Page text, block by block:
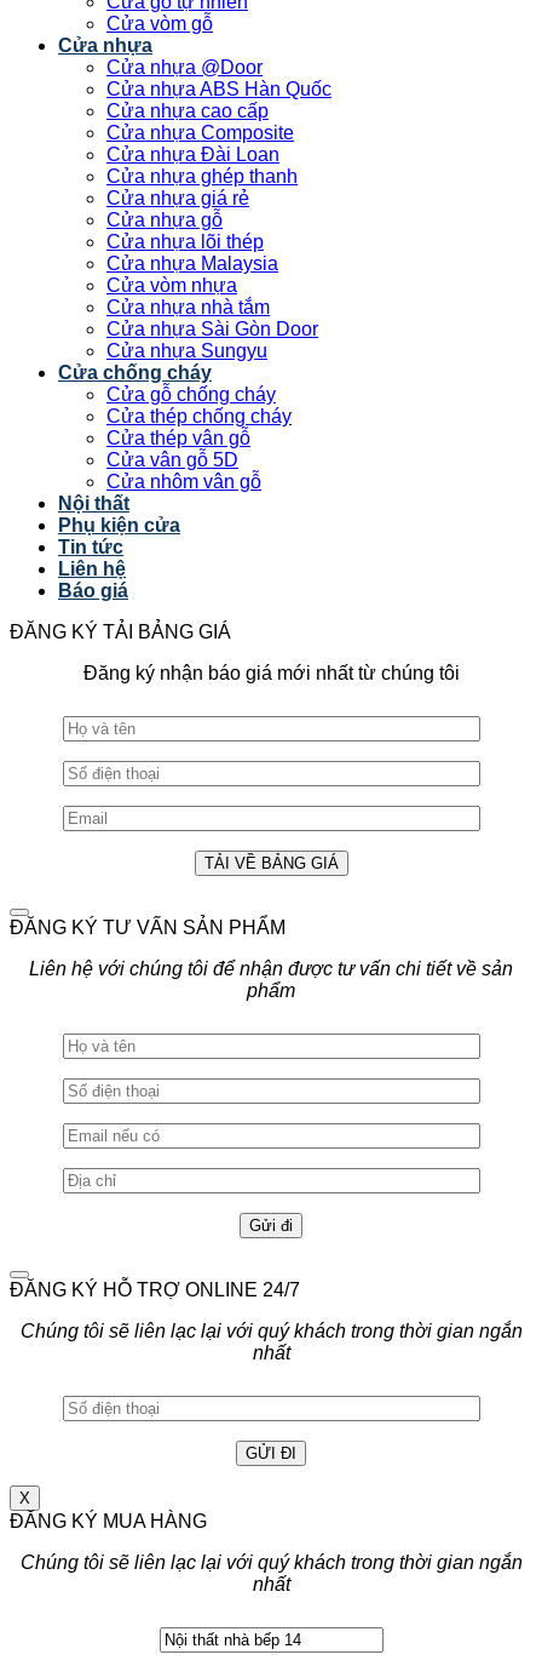
Cửa vòm gỗ
Cửa nhựa
Cửa nhựa @Door
Cửa nhựa ABS Hàn Quốc
Cửa nhựa cao cấp
Cửa nhựa Composite
Cửa nhựa Đài Loan
Cửa nhựa ghép thanh
Cửa nhựa giá rẻ
Cửa nhựa gỗ
Cửa nhựa lõi thép
Cửa nhựa Malaysia
Cửa vòm nhựa
Cửa nhựa nhà tắm
Cửa nhựa Sài Gòn Door
Cửa nhựa Sungyu
Cửa chống cháy
Cửa gỗ chống cháy
Cửa thép chống cháy
Cửa thép vân gỗ
Cửa vân gỗ 5D
Cửa nhôm vân gỗ
Nội thất
Phụ kiện cửa
Tin tức
Liên hệ
Báo giá
ĐĂNG KÝ TẢI BẢNG GIÁ
Đăng ký nhận báo giá mới nhất từ chúng tôi
ĐĂNG KÝ TƯ VẤN SẢN PHẨM
Liên hệ với chúng tôi để nhận được tư vấn chi tiết về sản
phẩm
ĐĂNG KÝ HỖ TRỢ ONLINE 24/7
Chúng tôi sẽ liên lạc lại với quý khách trong thời gian ngắn
nhất
X
ĐĂNG KÝ MUA HÀNG
Chúng tôi sẽ liên lạc lại với quý khách trong thời gian ngắn
nhất